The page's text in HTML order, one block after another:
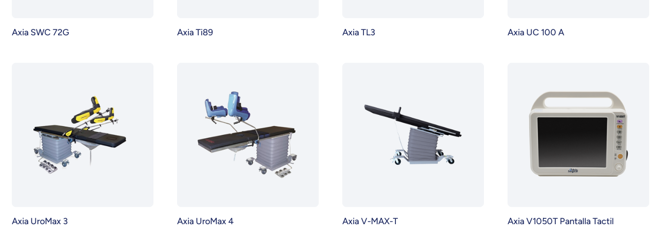
Axia SWC 72G Axia Ti89 Axia TL3 Axia UC 100 A
Axia UroMax 3 Axia UroMax 4 Axia V-MAX-T Axia V1050T Pantalla Tactil